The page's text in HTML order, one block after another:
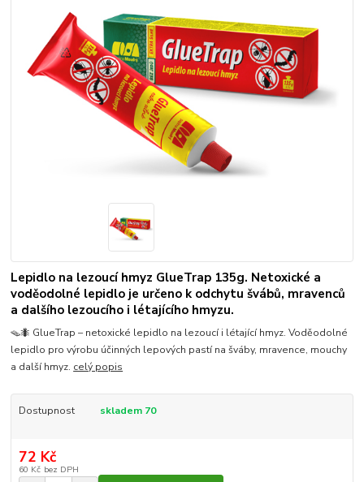
Lepidlo na lezoucí hmyz GlueTrap 135g. Netoxické a
voděodolné lepidlo je určeno k odchytu švábů, mravenců
a dalšího lezoucího i létajícího hmyzu.
🪤🐜 GlueTrap – netoxické lepidlo na lezoucí i létající hmyz. Voděodolné
lepidlo pro výrobu účinných lepových pastí na šváby, mravence, mouchy
a další hmyz. celý popis
Dostupnost skladem 70
72 Kč
60 Kč bez DPH